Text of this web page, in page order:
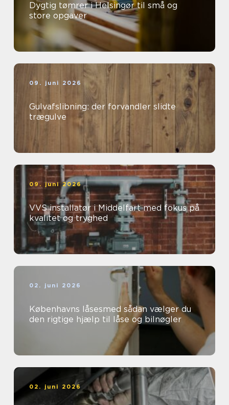
Dygtig tømrer i Helsingør til små og
store opgaver
09. juni 2026
Gulvafslibning: der forvandler slidte
trægulve
09. juni 2026
VVS installatør i Middelfart med fokus på
kvalitet og tryghed
02. juni 2026
Københavns låsesmed sådan vælger du
den rigtige hjælp til låse og bilnøgler
02. juni 2026